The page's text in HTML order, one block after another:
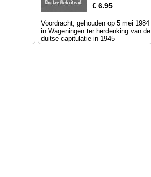
€ 6.95
Voordracht, gehouden op 5 mei 1984
in Wageningen ter herdenking van de
duitse capitulatie in 1945